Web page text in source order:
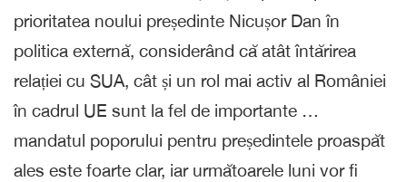
prioritatea noului președinte Nicușor Dan în
politica externă, considerând că atât întărirea
relației cu SUA, cât și un rol mai activ al României
în cadrul UE sunt la fel de importante …
mandatul poporului pentru președintele proaspăt
ales este foarte clar, iar următoarele luni vor fi